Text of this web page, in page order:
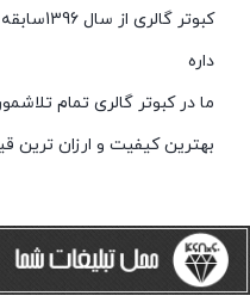
کبوتر
داره
ما در کبوتر گالری تمام
بهترین کیفیت و ارزان ترین